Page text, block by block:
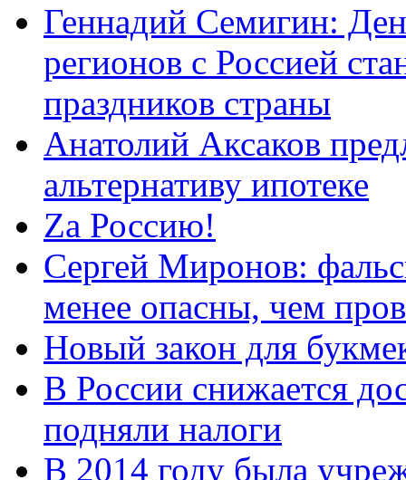
Геннадий Семигин:
регионов с Россией
праздников страны
Анатолий Аксаков
альтернативу ипотеке
Zа Россию!
Сергей Миронов:
менее опасны, чем
Новый закон для
В России снижается
подняли налоги
В 2014 году была